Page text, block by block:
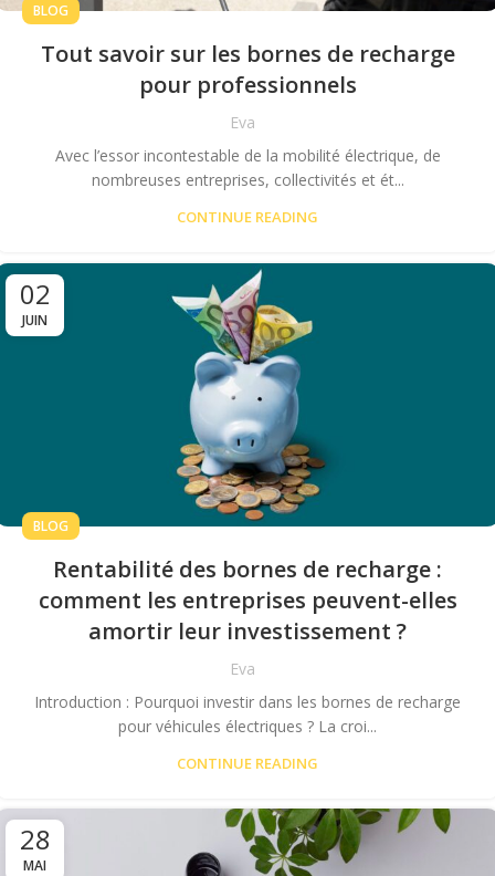
BLOG
Tout savoir sur les bornes de recharge
pour professionnels
Eva
Avec l’essor incontestable de la mobilité électrique, de
nombreuses entreprises, collectivités et ét...
CONTINUE READING
02
JUIN
BLOG
Rentabilité des bornes de recharge :
comment les entreprises peuvent-elles
amortir leur investissement ?
Eva
Introduction : Pourquoi investir dans les bornes de recharge
pour véhicules électriques ? La croi...
CONTINUE READING
28
MAI